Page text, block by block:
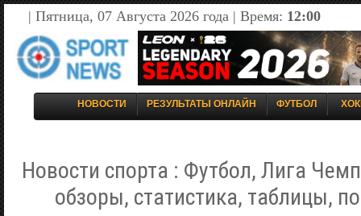
| Пятница, 07 Августа 2026 года | Время: 12:00
НОВОСТИ РЕЗУЛЬТАТЫ ОНЛАЙН ФУТБОЛ
Новости спорта : Футбол, Лига
обзоры, статистика, таблицы,